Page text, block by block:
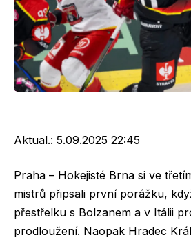
Aktual.: 5.09.2025 22:45
Praha – Hokejisté Brna si ve
mistrů připsali první porážku,
přestřelku s Bolzanem a v Itálii
prodloužení. Naopak Hradec